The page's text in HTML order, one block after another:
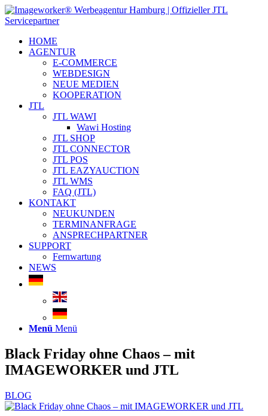
HOME
AGENTUR
E-COMMERCE
WEBDESIGN
NEUE MEDIEN
KOOPERATION
JTL
JTL WAWI
Wawi Hosting
JTL SHOP
JTL CONNECTOR
JTL POS
JTL EAZYAUCTION
JTL WMS
FAQ (JTL)
KONTAKT
NEUKUNDEN
TERMINANFRAGE
ANSPRECHPARTNER
SUPPORT
Fernwartung
NEWS
Menü Menü
Black Friday ohne Chaos – mit
IMAGEWORKER und JTL
BLOG